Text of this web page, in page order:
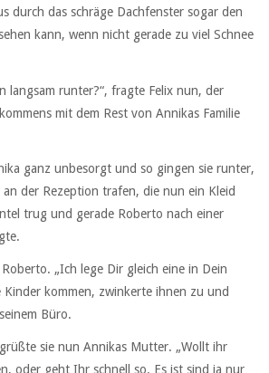
durch das schräge Dachfenster sogar den
kann, wenn nicht gerade zu viel Schnee
langsam runter?“, fragte Felix nun, der
mit dem Rest von Annikas Familie
ganz unbesorgt und so gingen sie runter,
der Rezeption trafen, die nun ein Kleid
trug und gerade Roberto nach einer
„Ich lege Dir gleich eine in Dein
Kinder kommen, zwinkerte ihnen zu und
Büro.
sie nun Annikas Mutter. „Wollt ihr
oder geht Ihr schnell so. Es ist sind ja nur